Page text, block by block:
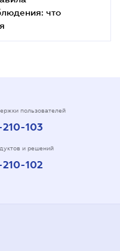
что
пользователей
103
и решений
102